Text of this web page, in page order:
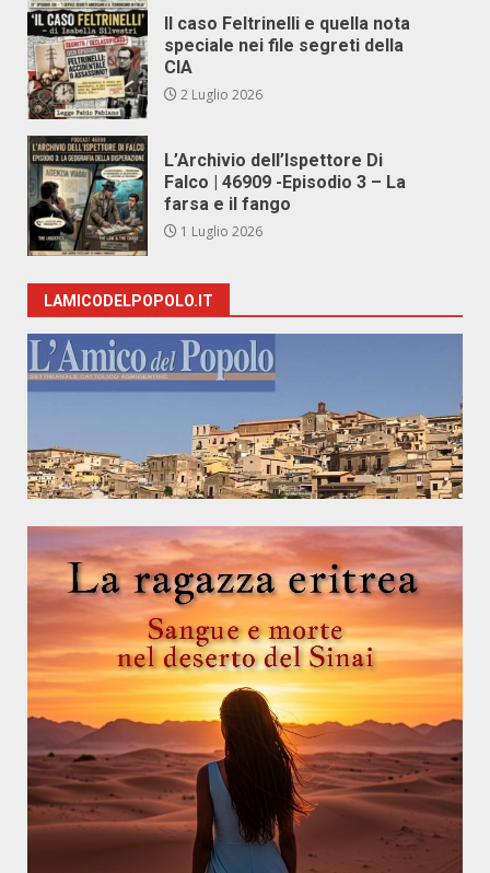
Il caso Feltrinelli e quella nota
speciale nei file segreti della
CIA
2 Luglio 2026
L’Archivio dell’Ispettore Di
Falco | 46909 -Episodio 3 – La
farsa e il fango
1 Luglio 2026
LAMICODELPOPOLO.IT